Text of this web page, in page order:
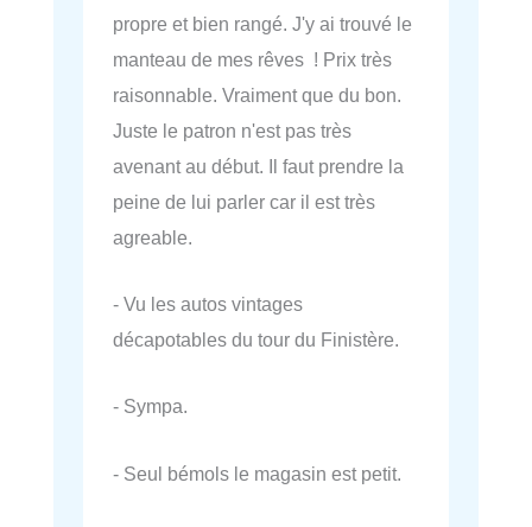
propre et bien rangé. J'y ai trouvé le
manteau de mes rêves ! Prix très
raisonnable. Vraiment que du bon.
Juste le patron n'est pas très
avenant au début. Il faut prendre la
peine de lui parler car il est très
agreable.
- Vu les autos vintages
décapotables du tour du Finistère.
- Sympa.
- Seul bémols le magasin est petit.